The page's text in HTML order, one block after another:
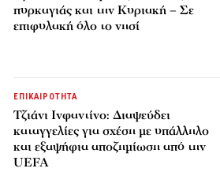
πυρκαγιάς και την Κυριακή – Σε
επιφυλακή όλο το νησί
ΕΠΙΚΑΙΡΟΤΗΤΑ
Τζιάνι Ινφαντίνο: Διαψεύδει
καταγγελίες για σχέση με υπάλληλο
και εξαψήφια αποζημίωση από την
UEFA